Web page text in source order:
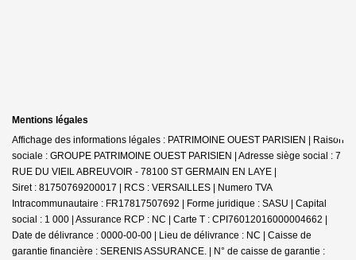
Mentions légales
Affichage des informations légales : PATRIMOINE OUEST PARISIEN | Raison
sociale : GROUPE PATRIMOINE OUEST PARISIEN | Adresse siège social : 7
RUE DU VIEIL ABREUVOIR - 78100 ST GERMAIN EN LAYE |
Siret : 81750769200017 | RCS : VERSAILLES | Numero TVA
Intracommunautaire : FR17817507692 | Forme juridique : SASU | Capital
social : 1 000 | Assurance RCP : NC | Carte T : CPI76012016000004662 |
Date de délivrance : 0000-00-00 | Lieu de délivrance : NC | Caisse de
garantie financière : SERENIS ASSURANCE. | N° de caisse de garantie :